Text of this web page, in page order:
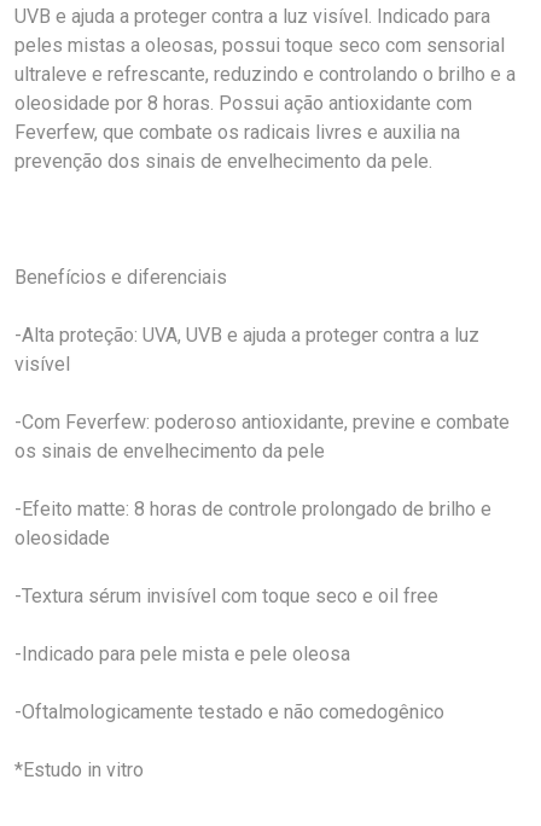
UVB e ajuda a proteger contra a luz visível. Indicado para
peles mistas a oleosas, possui toque seco com sensorial
ultraleve e refrescante, reduzindo e controlando o brilho e a
oleosidade por 8 horas. Possui ação antioxidante com
Feverfew, que combate os radicais livres e auxilia na
prevenção dos sinais de envelhecimento da pele.
Benefícios e diferenciais
-Alta proteção: UVA, UVB e ajuda a proteger contra a luz
visível
-Com Feverfew: poderoso antioxidante, previne e combate
os sinais de envelhecimento da pele
-Efeito matte: 8 horas de controle prolongado de brilho e
oleosidade
-Textura sérum invisível com toque seco e oil free
-Indicado para pele mista e pele oleosa
-Oftalmologicamente testado e não comedogênico
*Estudo in vitro